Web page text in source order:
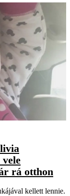
rá otthon
kellett lennie.